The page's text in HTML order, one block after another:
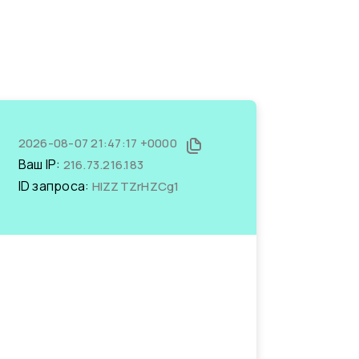
2026-08-07 21:47:17 +0000
Ваш IP: 216.73.216.183
ID запроса: HlZZTZrHZCg1